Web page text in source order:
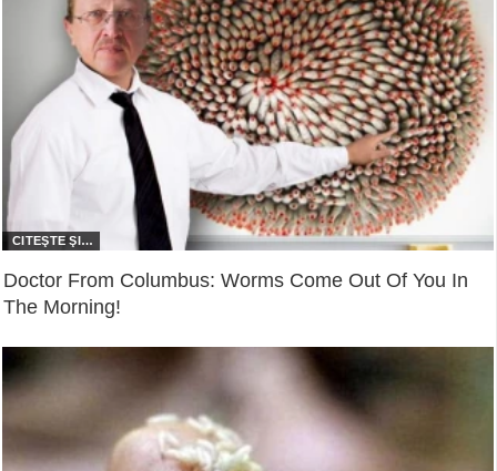
Doctor From Columbus: Worms Come Out Of You In
The Morning!